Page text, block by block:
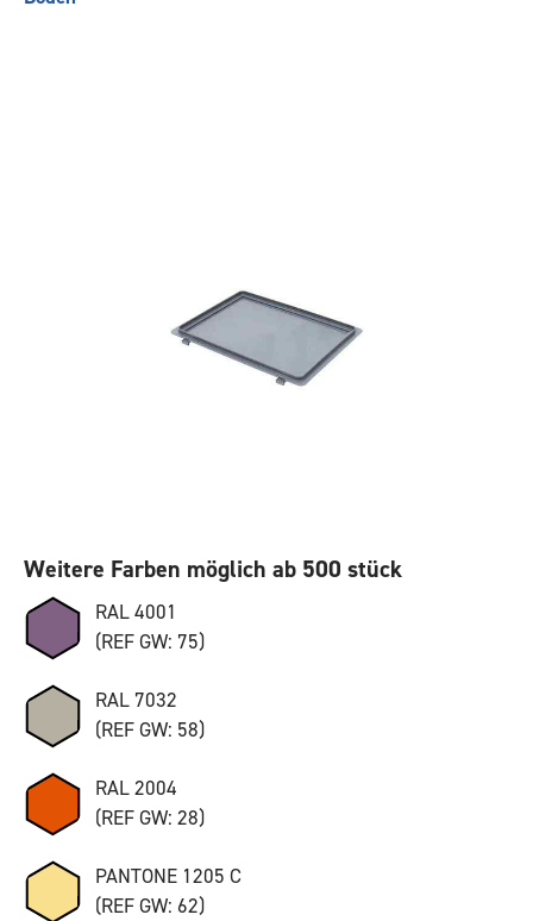
Weitere Farben möglich ab 500 stück
RAL 4001
(REF GW: 75)
RAL 7032
(REF GW: 58)
RAL 2004
(REF GW: 28)
PANTONE 1205 C
(REF GW: 62)